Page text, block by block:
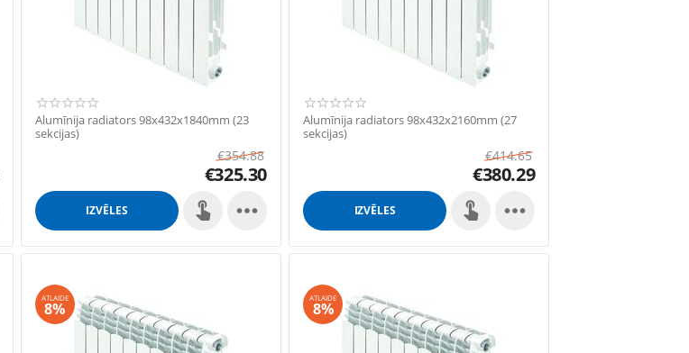
Alumīnija radiators 98x432x1840mm (23
sekcijas)
€354.88
€325.30
IZVĒLES 
Alumīnija radiators 98x432x2160mm (27
sekcijas)
€414.65
€380.29
IZVĒLES 
ATLAIDE
8%
ATLAIDE
8%